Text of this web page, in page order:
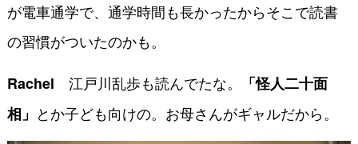
が電車通学で、通学時間も長かったからそこで読書
の習慣がついたのかも。
Rachel 江戸川乱歩も読んでたな。
「怪人二十面
相」 とか子ども向けの。お母さんがギャルだから。